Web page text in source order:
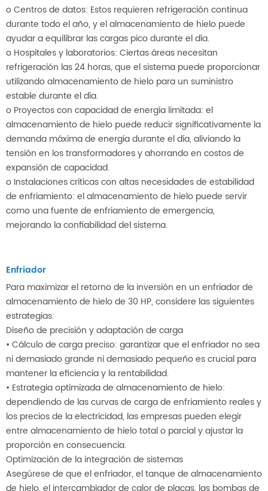
o Centros de datos: Estos requieren refrigeración continua
durante todo el año, y el almacenamiento de hielo puede
ayudar a equilibrar las cargas pico durante el día.
o Hospitales y laboratorios: Ciertas áreas necesitan
refrigeración las 24 horas, que el sistema puede proporcionar
utilizando almacenamiento de hielo para un suministro
estable durante el día.
o Proyectos con capacidad de energía limitada: el
almacenamiento de hielo puede reducir significativamente la
demanda máxima de energía durante el día, aliviando la
tensión en los transformadores y ahorrando en costos de
expansión de capacidad.
o Instalaciones críticas con altas necesidades de estabilidad
de enfriamiento: el almacenamiento de hielo puede servir
como una fuente de enfriamiento de emergencia,
mejorando la confiabilidad del sistema.
Enfriador
Para maximizar el retorno de la inversión en un enfriador de
almacenamiento de hielo de 30 HP, considere las siguientes
estrategias:
Diseño de precisión y adaptación de carga
• Cálculo de carga preciso: garantizar que el enfriador no sea
ni demasiado grande ni demasiado pequeño es crucial para
mantener la eficiencia y la rentabilidad.
• Estrategia optimizada de almacenamiento de hielo:
dependiendo de las curvas de carga de enfriamiento reales y
los precios de la electricidad, las empresas pueden elegir
entre almacenamiento de hielo total o parcial y ajustar la
proporción en consecuencia.
Optimización de la integración de sistemas
Asegúrese de que el enfriador, el tanque de almacenamiento